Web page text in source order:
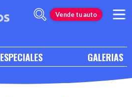
Vende tu auto
ESPECIALES GALERIAS